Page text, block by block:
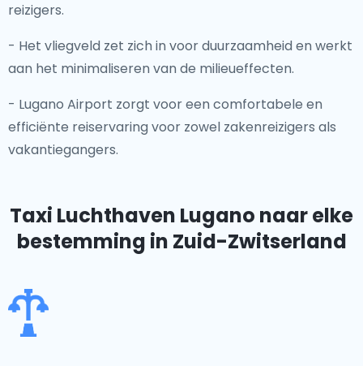
reizigers.
- Het vliegveld zet zich in voor duurzaamheid en werkt
aan het minimaliseren van de milieueffecten.
- Lugano Airport zorgt voor een comfortabele en
efficiënte reiservaring voor zowel zakenreizigers als
vakantiegangers.
Taxi Luchthaven Lugano naar elke
bestemming in Zuid-Zwitserland